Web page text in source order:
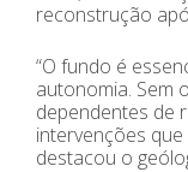
reconstrução
“O fundo é
autonomia. Sem
dependentes de
intervenções que
destacou o